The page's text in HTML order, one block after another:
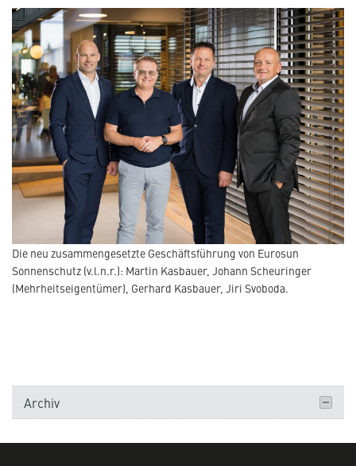
Die neu zusammengesetzte Geschäftsführung von Eurosun
Sonnenschutz (v.l.n.r.): Martin Kasbauer, Johann Scheuringer
(Mehrheitseigentümer), Gerhard Kasbauer, Jiri Svoboda.
Archiv